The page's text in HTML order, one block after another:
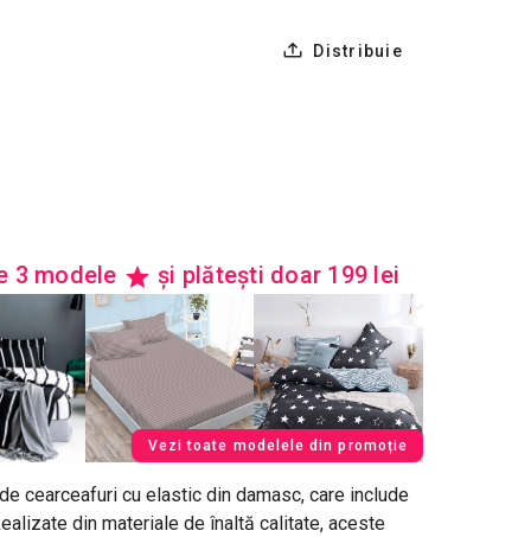
Distribuie
3 modele și plătești doar 199 lei
Vezi toate modelele din promoție
cearceafuri cu elastic din damasc, care include
din materiale de înaltă calitate, aceste